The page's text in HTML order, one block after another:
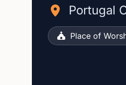
Portugal
Place of